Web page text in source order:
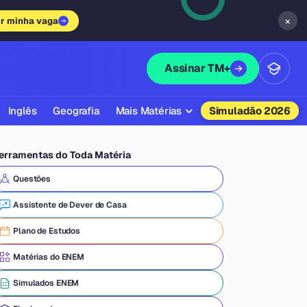
minha vaga ×
Assinar TM+
Inglês Geografia Mais Matérias
Química
Física
Filosofia
Literatura
Simuladão 2026
do Toda Matéria
Questões
Assistente de Dever de Casa
Plano de Estudos
Matérias do ENEM
Simulados ENEM